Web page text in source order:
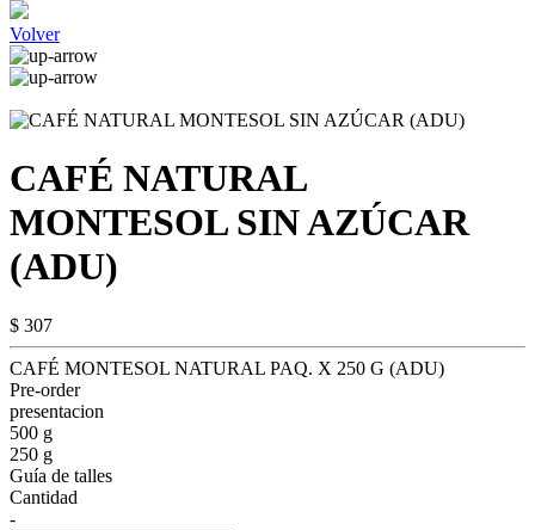
Volver
CAFÉ NATURAL
MONTESOL SIN AZÚCAR
(ADU)
$ 307
CAFÉ MONTESOL NATURAL PAQ. X 250 G (ADU)
Pre-order
presentacion
500 g
250 g
Guía de talles
Cantidad
-